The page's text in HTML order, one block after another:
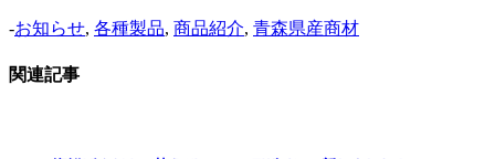
-お知らせ, 各種製品, 商品紹介, 青森県産商材
関連記事